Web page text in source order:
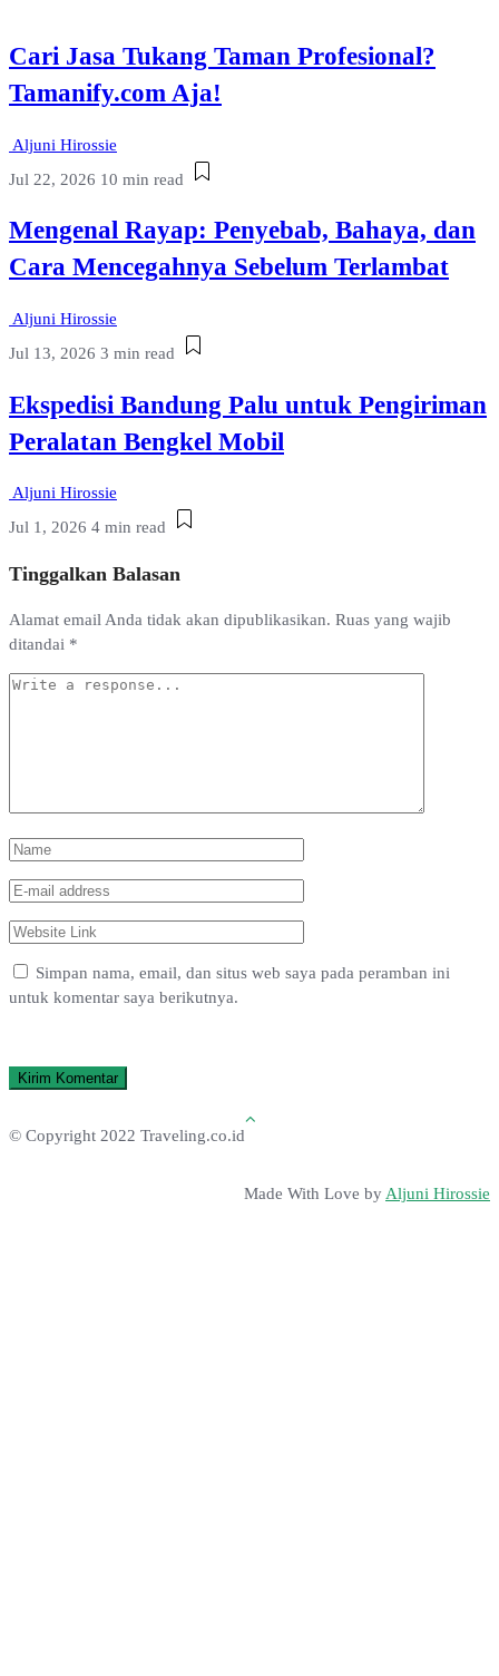
Cari Jasa Tukang Taman Profesional?
Tamanify.com Aja!
Aljuni Hirossie
Jul 22, 2026 10 min read
Mengenal Rayap: Penyebab, Bahaya, dan
Cara Mencegahnya Sebelum Terlambat
Aljuni Hirossie
Jul 13, 2026 3 min read
Ekspedisi Bandung Palu untuk Pengiriman
Peralatan Bengkel Mobil
Aljuni Hirossie
Jul 1, 2026 4 min read
Tinggalkan Balasan
Alamat email Anda tidak akan dipublikasikan. Ruas yang wajib
ditandai *
Simpan nama, email, dan situs web saya pada peramban ini
untuk komentar saya berikutnya.
© Copyright 2022 Traveling.co.id
Made With Love byAljuni Hirossie